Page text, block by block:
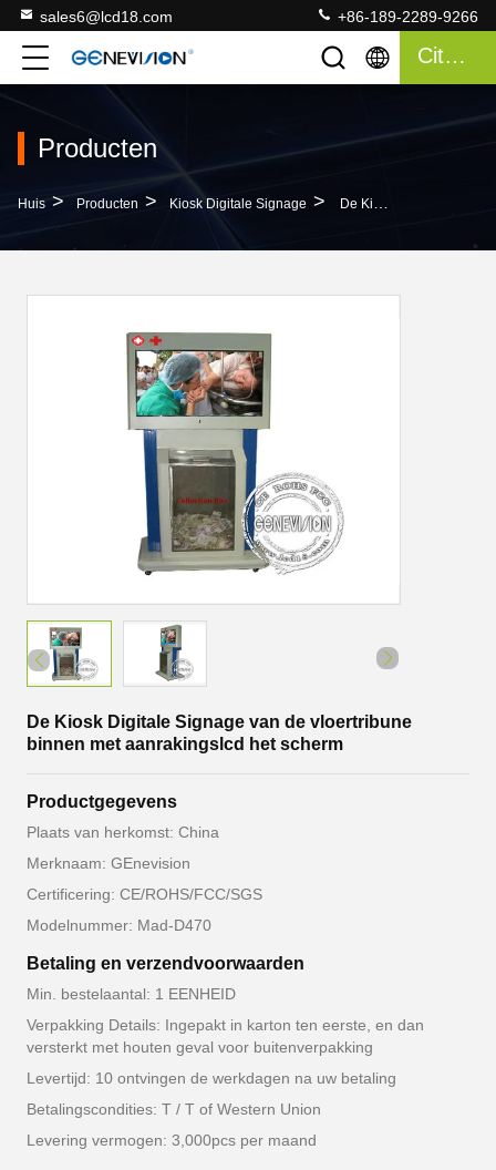
sales6@lcd18.com +86-189-2289-9266
Citaat
Producten
Huis > Producten > Kiosk Digitale Signage > De Kiosk Digitale Signage Van De Vloertribune Binnen Met Aanrakingslcd Het Scherm
De Kiosk Digitale Signage van de vloertribune
binnen met aanrakingslcd het scherm
Productgegevens
Plaats van herkomst: China
Merknaam: GEnevision
Certificering: CE/ROHS/FCC/SGS
Modelnummer: Mad-D470
Betaling en verzendvoorwaarden
Min. bestelaantal: 1 EENHEID
Verpakking Details: Ingepakt in karton ten eerste, en dan
versterkt met houten geval voor buitenverpakking
Levertijd: 10 ontvingen de werkdagen na uw betaling
Betalingscondities: T / T of Western Union
Levering vermogen: 3,000pcs per maand